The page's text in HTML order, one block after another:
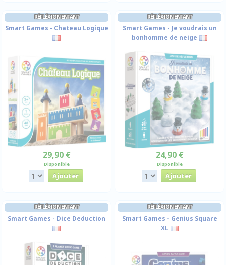
RÉFLÉXION ENFANT
Smart Games - Chateau Logique
29,90 €
Disponible
RÉFLÉXION ENFANT
Smart Games - Je voudrais un
bonhomme de neige
24,90 €
Disponible
RÉFLÉXION ENFANT
Smart Games - Dice Deduction
RÉFLÉXION ENFANT
Smart Games - Genius Square
XL